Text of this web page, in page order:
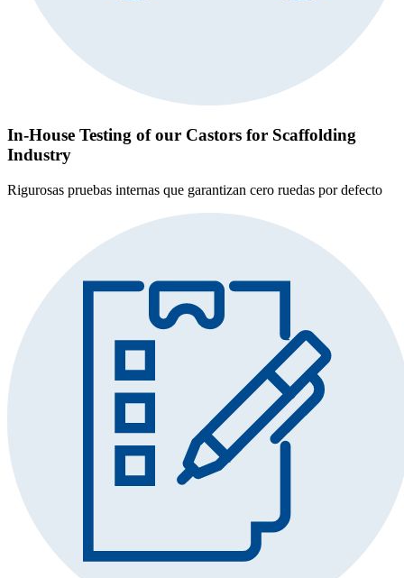
In-House Testing of our Castors for Scaffolding
Industry
Rigurosas pruebas internas que garantizan cero ruedas por defecto